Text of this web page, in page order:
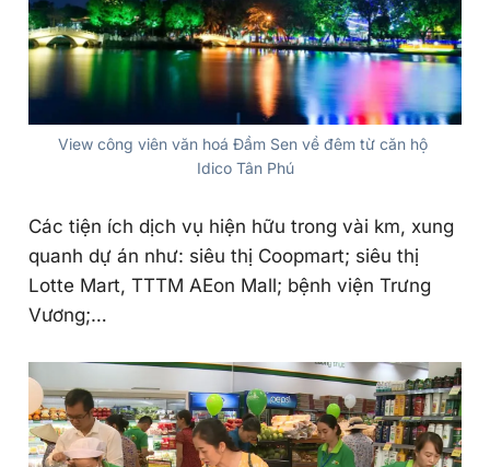
View công viên văn hoá Đầm Sen về đêm từ căn hộ
Idico Tân Phú
Các tiện ích dịch vụ hiện hữu trong vài km, xung
quanh dự án như: siêu thị Coopmart; siêu thị
Lotte Mart, TTTM AEon Mall; bệnh viện Trưng
Vương;…